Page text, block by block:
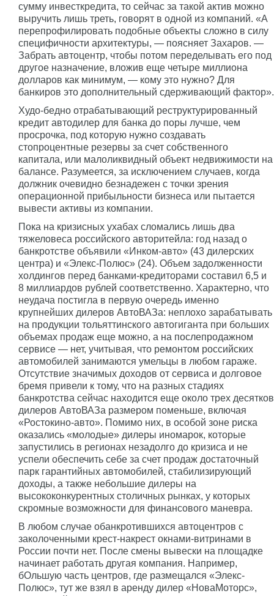
сумму инвесткредита, то сейчас за такой актив можно
выручить лишь треть, говорят в одной из компаний. «А
перепрофилировать подобные объекты сложно в силу
специфичности архитектуры, — поясняет Захаров. —
Забрать автоцентр, чтобы потом переделывать его под
другое назначение, вложив еще четыре миллиона
долларов как минимум, — кому это нужно? Для
банкиров это дополнительный сдерживающий фактор».
Худо-бедно отрабатывающий реструктурированный
кредит автодилер для банка до поры лучше, чем
просрочка, под которую нужно создавать
стопроцентные резервы за счет собственного
капитала, или малоликвидный объект недвижимости на
балансе. Разумеется, за исключением случаев, когда
должник очевидно безнадежен с точки зрения
операционной прибыльности бизнеса или пытается
вывести активы из компании.
Пока на кризисных ухабах сломались лишь два
тяжеловеса российского авторитейла: год назад о
банкротстве объявили «Инком-авто» (43 дилерских
центра) и «Элекс-Полюс» (24). Объем задолженности
холдингов перед банками-кредиторами составил 6,5 и
8 миллиардов рублей соответственно. Характерно, что
неудача постигла в первую очередь именно
крупнейших дилеров АвтоВАЗа: неплохо зарабатывать
на продукции тольяттинского автогиганта при больших
объемах продаж еще можно, а на послепродажном
сервисе — нет, учитывая, что ремонтом российских
автомобилей занимаются умельцы в любом гараже.
Отсутствие значимых доходов от сервиса и долговое
бремя привели к тому, что на разных стадиях
банкротства сейчас находится еще около трех десятков
дилеров АвтоВАЗа размером поменьше, включая
«Ростокино-авто». Помимо них, в особой зоне риска
оказались «молодые» дилеры иномарок, которые
запустились в регионах незадолго до кризиса и не
успели обеспечить себе за счет продаж достаточный
парк гарантийных автомобилей, стабилизирующий
доходы, а также небольшие дилеры на
высококонкурентных столичных рынках, у которых
скромные возможности для финансового маневра.
В любом случае обанкротившихся автоцентров с
заколоченными крест-накрест окнами-витринами в
России почти нет. После смены вывески на площадке
начинает работать другая компания. Например,
бOльшую часть центров, где размещался «Элекс-
Полюс», тут же взял в аренду дилер «НоваМоторс»,